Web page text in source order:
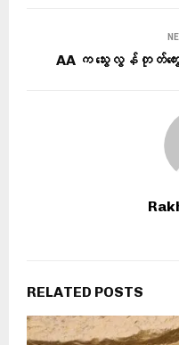
AA က သွေးလွန်တုတ်ကွ
RELATED POSTS